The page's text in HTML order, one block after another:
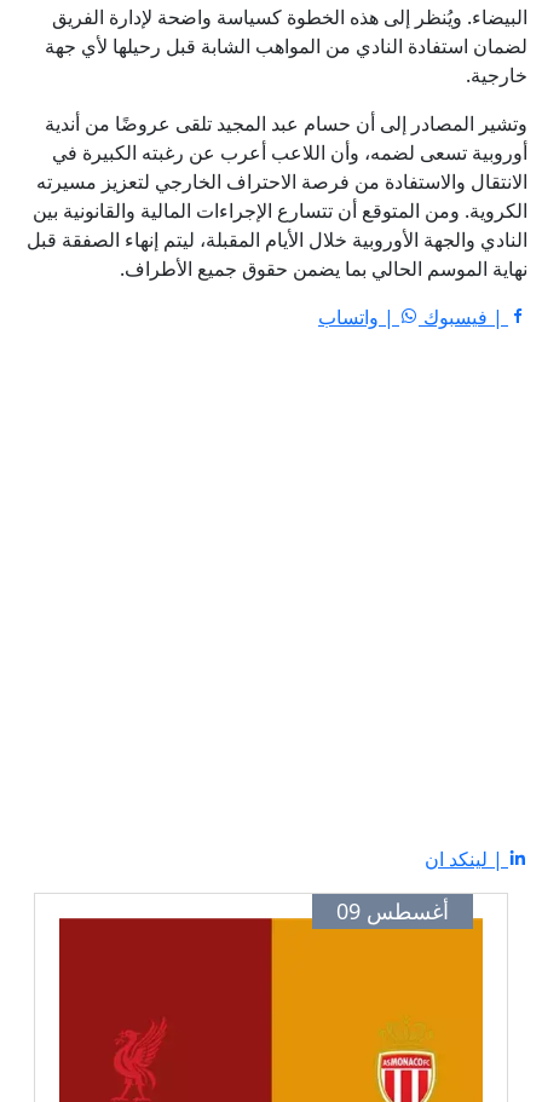
البيضاء. ويُنظر إلى هذه الخطوة كسياسة واضحة لإدارة الفريق
لضمان استفادة النادي من المواهب الشابة قبل رحيلها لأي جهة
خارجية.
وتشير المصادر إلى أن حسام عبد المجيد تلقى عروضًا من أندية
أوروبية تسعى لضمه، وأن اللاعب أعرب عن رغبته الكبيرة في
الانتقال والاستفادة من فرصة الاحتراف الخارجي لتعزيز مسيرته
الكروية. ومن المتوقع أن تتسارع الإجراءات المالية والقانونية بين
النادي والجهة الأوروبية خلال الأيام المقبلة، ليتم إنهاء الصفقة قبل
نهاية الموسم الحالي بما يضمن حقوق جميع الأطراف.
| فيسبوك
| واتساب
| لينكد ان
أغسطس 09